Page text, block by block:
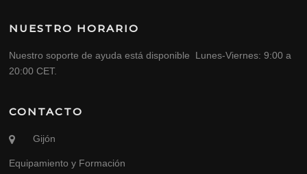
NUESTRO HORARIO
Nuestro soporte de ayuda está disponible Lunes-Viernes: 9:00 a
20:00 CET.
CONTACTO
Gijón
Equipamiento y Formación